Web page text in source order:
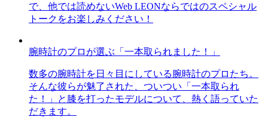
で、他では読めないWeb LEONならではのスペシャル
トークをお楽しみください！
腕時計のプロが選ぶ「一本取られました！」
数多の腕時計を日々目にしている腕時計のプロたち。
そんな彼らが魅了された、ついつい「一本取られ
た！」と膝を打ったモデルについて、熱く語っていた
だきます。